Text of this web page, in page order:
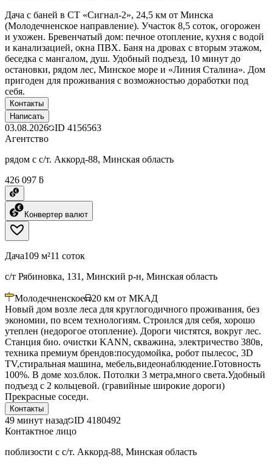
Дача с баней в СТ «Сигнал-2», 24,5 км от Минска
(Молодечненское направление). Участок 8,5 соток, огорожен
и ухожен. Бревенчатый дом: печное отопление, кухня с водой
и канализацией, окна ПВХ. Баня на дровах с вторым этажом,
беседка с мангалом, душ. Удобный подъезд, 10 минут до
остановки, рядом лес, Минское море и «Линия Сталина». Дом
пригоден для проживания с возможностью доработки под
себя.
Контакты
Написать
03.08.2026 ID 4156563
Агентство
рядом с с/т. Аккорд-88, Минская область
426 097 ƃ
Конвертер валют
Дача109 м²11 соток
с/т Рябиновка, 131, Минский р-н, Минская область
Молодечненское 20 км от МКАД
Новый дом возле леса для круглогодичного проживания, без
экономии, по всем технологиям. Строился для себя, хорошо
утеплен (недорогое отопление). Дороги чистятся, вокруг лес.
Станция био. очистки KANN, скважина, электричество 380в,
техника премиум брендов:посудомойка, робот пылесос, 3D
TV,стиральная машина, мебель,видеонаблюдение.Готовность
100%. В доме хоз.блок. Потолки 3 метра,много света.Удобный
подъезд с 2 кольцевой. (гравийные широкие дороги)
Прекрасные соседи.
Контакты
49 минут назад ID 4180492
Контактное лицо
поблизости с с/т. Аккорд-88, Минская область